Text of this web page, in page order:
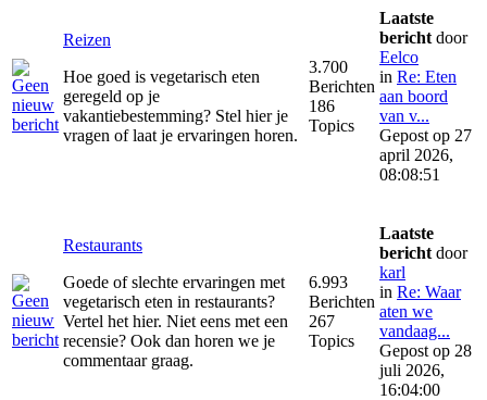
Reizen
Hoe goed is vegetarisch eten
geregeld op je
vakantiebestemming? Stel hier je
vragen of laat je ervaringen horen.
3.700
Berichten
186
Topics
Laatste
bericht door
Eelco
in Re: Eten
aan boord
van v...
Gepost op 27
april 2026,
08:08:51
Restaurants
Goede of slechte ervaringen met
vegetarisch eten in restaurants?
Vertel het hier. Niet eens met een
recensie? Ook dan horen we je
commentaar graag.
6.993
Berichten
267
Topics
Laatste
bericht door
karl
in Re: Waar
aten we
vandaag...
Gepost op 28
juli 2026,
16:04:00